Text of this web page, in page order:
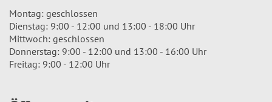
Montag: geschlossen
Dienstag: 9:00 - 12:00 und 13:00 - 18:00 Uhr
Mittwoch: geschlossen
Donnerstag: 9:00 - 12:00 und 13:00 - 16:00 Uhr
Freitag: 9:00 - 12:00 Uhr